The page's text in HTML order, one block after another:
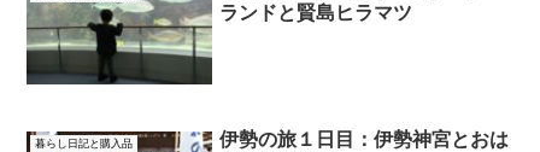
ランドと賢島ヒラマツ
暮らし日記と購入品
伊勢の旅１日目：伊勢神宮とおは